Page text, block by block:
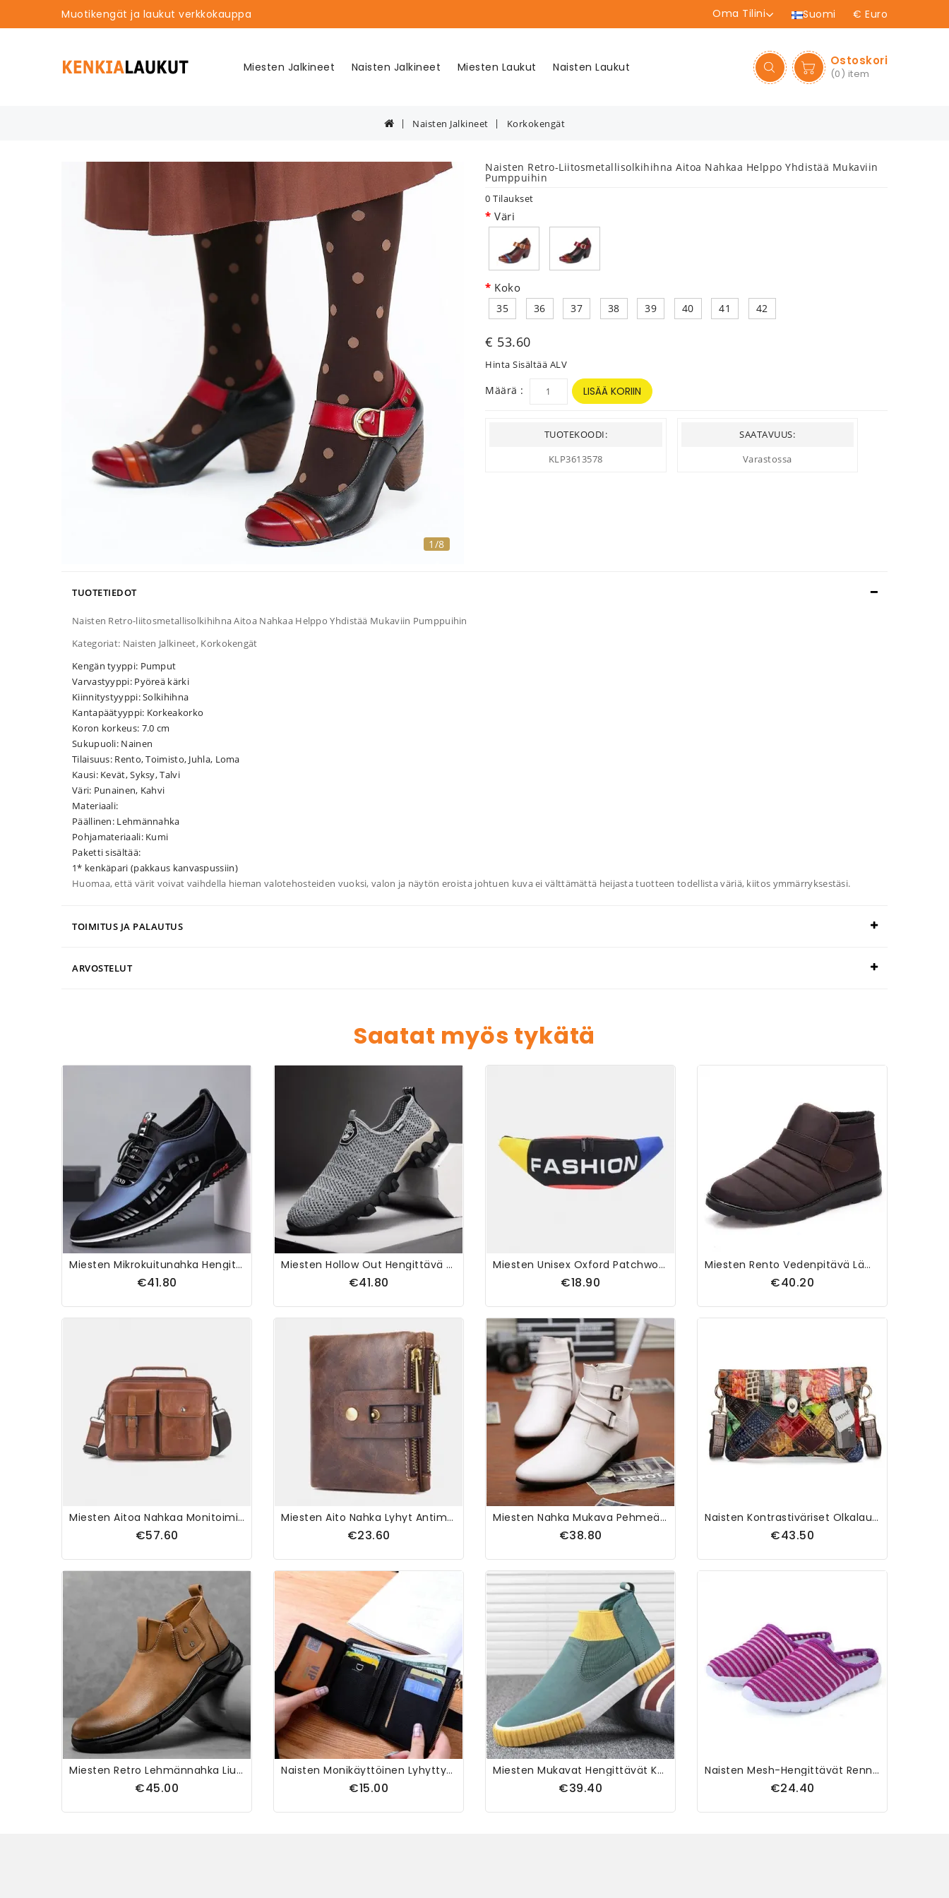
Muotikengät ja laukut verkkokauppa Oma Tilini Suomi € Euro
Miesten Jalkineet Naisten Jalkineet Miesten Laukut Naisten Laukut Ostoskori
(0) item
Naisten Jalkineet Korkokengät
1/8
Naisten Retro-Liitosmetallisolkihihna Aitoa Nahkaa Helppo Yhdistää Mukaviin
Pumppuihin
0 Tilaukset
Väri
Koko
35 36 37 38 39 40 41 42
€ 53.60
Hinta Sisältää ALV
Määrä : LISÄÄ KORIIN
TUOTEKOODI:
KLP3613578
SAATAVUUS:
Varastossa
TUOTETIEDOT
Naisten Retro-liitosmetallisolkihihna Aitoa Nahkaa Helppo Yhdistää Mukaviin Pumppuihin
Kategoriat: Naisten Jalkineet, Korkokengät
Kengän tyyppi: Pumput
Varvastyyppi: Pyöreä kärki
Kiinnitystyyppi: Solkihihna
Kantapäätyyppi: Korkeakorko
Koron korkeus: 7.0 cm
Sukupuoli: Nainen
Tilaisuus: Rento, Toimisto, Juhla, Loma
Kausi: Kevät, Syksy, Talvi
Väri: Punainen, Kahvi
Materiaali:
Päällinen: Lehmännahka
Pohjamateriaali: Kumi
Paketti sisältää:
1* kenkäpari (pakkaus kanvaspussiin)
Huomaa, että värit voivat vaihdella hieman valotehosteiden vuoksi, valon ja näytön eroista johtuen kuva ei välttämättä heijasta tuotteen todellista väriä, kiitos ymmärryksestäsi.
TOIMITUS JA PALAUTUS
ARVOSTELUT
Saatat myös tykätä
Miesten Mikrokuitunahka Hengittävä Pehmeä Pohja Liukumaton Joustavat Nauhat Vapaa-Ajan Kengät
€41.80
Miesten Hollow Out Hengittävä Pehmeä Pohja Liukumaton Mukavat Retkeilykengät Vapaa-Ajan Ulkoilukengät
€41.80
Miesten Unisex Oxford Patchwork Color Casual Rintalaukku Crossbody Laukku
€18.90
Miesten Rento Vedenpitävä Lämmin Vuori Hookloop-Lumisaappaat
€40.20
Miesten Aitoa Nahkaa Monitoiminen Retro Suurikapasiteettinen Käsilaukku Olkalaukku Cross Body Bag
€57.60
Miesten Aito Nahka Lyhyt Antimagneettinen Monikorttipaikka Id Lompakot Korttikotelo Rahaklipsi Kolikko Kukkaro Lompakko
€23.60
Miesten Nahka Mukava Pehmeä Pohja Teräväkärkinen Vintage Vetoketju Pure Color Casual Saappaat
€38.80
Naisten Kontrastiväriset Olkalaukut Naisten Vintage Crossbody Laukut Tyylikkäät Olkalaukut
€43.50
Miesten Retro Lehmännahka Liukumaton Pehmeä Pohja Joustava Slip Chelsea Saappaissa
€45.00
Naisten Monikäyttöinen Lyhyttyylinen Lompakkolaukku
€15.00
Miesten Mukavat Hengittävät Kankaiset Joustavat Lenkkarit
€39.40
Naisten Mesh-Hengittävät Rennot Hollow Out -kesäsandaalit
€24.40